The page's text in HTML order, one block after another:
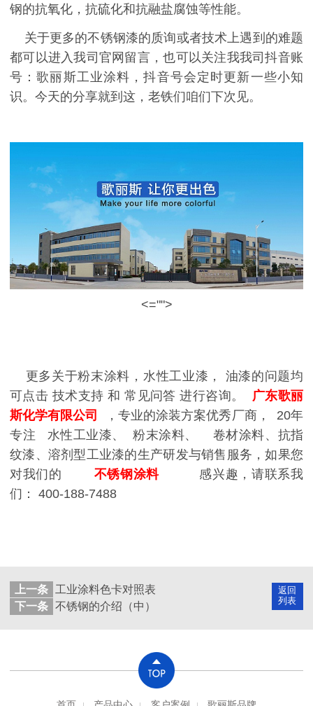
钢的抗氧化，抗硫化和抗融盐腐蚀等性能。
关于更多的不锈钢漆的质询或者技术上遇到的难题
都可以进入我司官网留言，也可以关注我我司抖音账
号：歌丽斯工业涂料，抖音号会定时更新一些小知
识。今天的分享就到这，老铁们咱们下次见。
<="">
更多关于粉末涂料， 水性工业漆，
油漆的问题均
可点击 技术支持 和 常见问答 进行咨询。
广东歌丽
斯化学有限公司
，专业的涂装方案优秀厂商，
20年
专注
水性工业漆、 粉末涂料、
卷材涂料、抗指
纹漆、溶剂型工业漆的生产研发与销售服务，如果您
对我们的
不锈钢涂料
感兴趣，请联系我
们：
400-188-7488
返回
列表
上一条
工业涂料色卡对照表
下一条 不锈钢的介绍（中）